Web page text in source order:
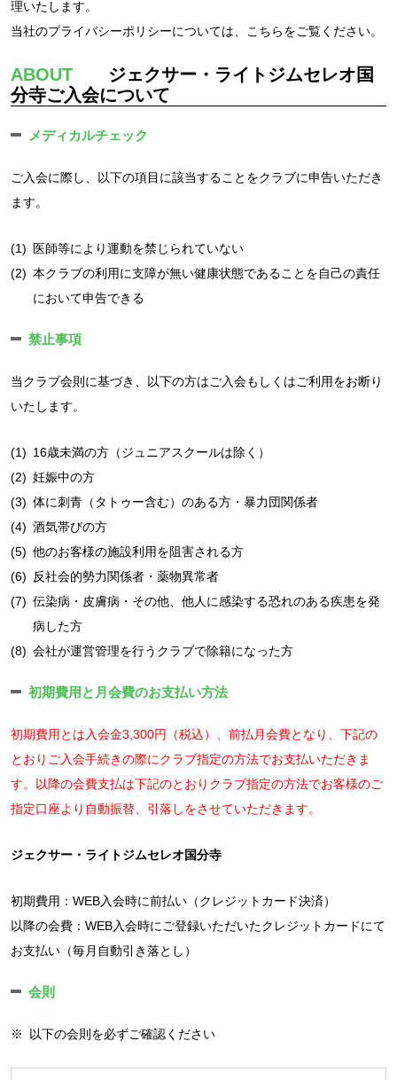
理いたします。
当社のプライバシーポリシーについては、
こちらをご覧ください。
ABOUT ジェクサー・ライトジムセレオ国
分寺ご入会について
メディカルチェック
ご入会に際し、以下の項目に該当することをクラブに申告いただき
ます。
(1)
医師等により運動を禁じられていない
(2) 本クラブの利用に支障が無い健康状態であることを自己の責任
において申告できる
禁止事項
当クラブ会則に基づき、以下の方はご入会もしくはご利用をお断り
いたします。
(1) 16歳未満の方（ジュニアスクールは除く）
(2) 妊娠中の方
(3) 体に刺青（タトゥー含む）のある方・暴力団関係者
(4) 酒気帯びの方
(5) 他のお客様の施設利用を阻害される方
(6)
反社会的勢力関係者・薬物異常者
(7) 伝染病・皮膚病・その他、他人に感染する恐れのある疾患を発
病した方
(8) 会社が運営管理を行うクラブで除籍になった方
初期費用と月会費のお支払い方法
初期費用とは入会金3,300円（税込）、前払月会費となり、下記の
とおりご入会手続きの際にクラブ指定の方法でお支払いただきま
す。以降の会費支払は下記のとおりクラブ指定の方法でお客様のご
指定口座より自動振替、引落しをさせていただきます。
ジェクサー・ライトジムセレオ国分寺
初期費用：WEB入会時に前払い（クレジットカード決済）
以降の会費：WEB入会時にご登録いただいたクレジットカードにて
お支払い（毎月自動引き落とし）
会則
※ 以下の会則を必ずご確認ください